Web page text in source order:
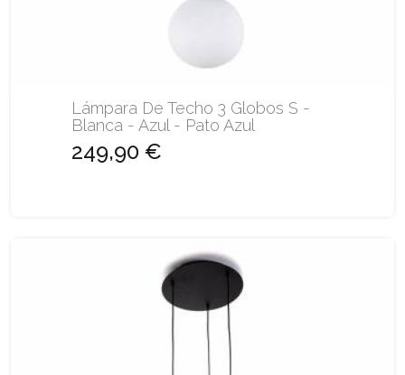
Lámpara De Techo 3 Globos S -
Blanca - Azul - Pato Azul
249,90 €